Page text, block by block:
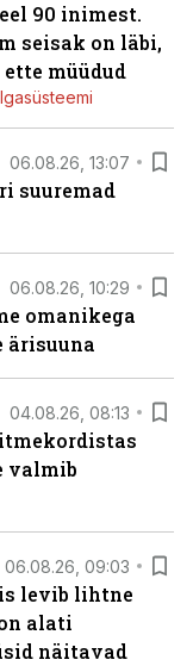
90 inimest.
seisak on läbi,
müüdud
06.08.26, 13:07
suuremad
06.08.26, 10:29
omanikega
ärisuuna
04.08.26, 08:13
valmib
06.08.26, 09:03
levib lihtne
alati
näitavad